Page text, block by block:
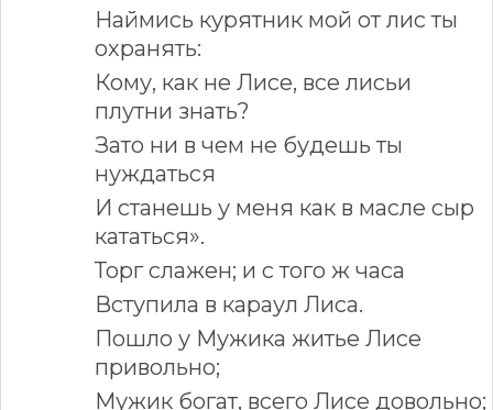
Наймись курятник мой от лис ты
охранять:
Кому, как не Лисе, все лисьи
плутни знать?
Зато ни в чем не будешь ты
нуждаться
И станешь у меня как в масле сыр
кататься».
Торг слажен; и с того ж часа
Вступила в караул Лиса.
Пошло у Мужика житье Лисе
привольно;
Мужик богат, всего Лисе довольно;